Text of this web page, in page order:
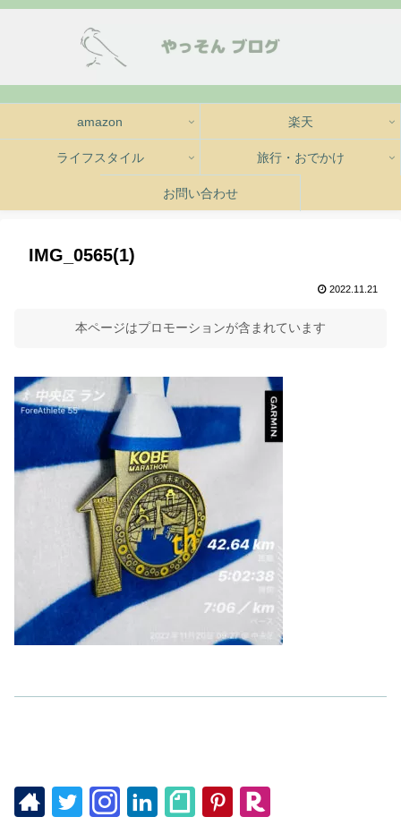
amazon 楽天
ライフスタイル 旅行・おでかけ
お問い合わせ
IMG_0565(1)
2022.11.21
本ページはプロモーションが含まれています